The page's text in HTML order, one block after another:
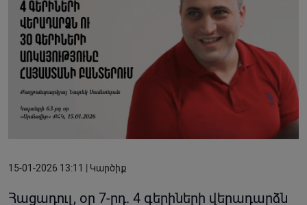
15-01-2026 13:11 | Կարծիք
Հացադուլ, օր 7-րդ. 4 գերիների վերադարձն